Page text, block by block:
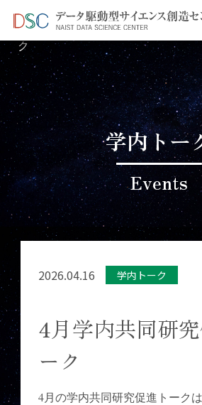
TOP ＞ イベント情報
＞ 4月学
ク
学内トー
Events
2026.04.16 学内トーク
4月学内共同研
ーク
4月の学内共同研究促進トーク